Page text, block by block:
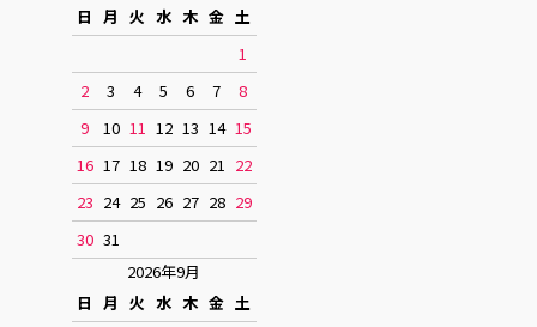
日 月 火 水 木 金 土
1
2
3 4 5 6 7
8
9
10 11 12 13 14 15
16 17 18 19 20 21 22
23 24 25 26 27 28 29
30 31
2026年9月
日 月 火 水 木 金 土